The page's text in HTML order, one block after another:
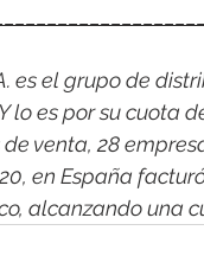
es el grupo de
lo es por su cuota
venta, 28
en España
alcanzando una